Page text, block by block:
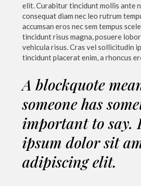
elit. Curabitur tincidunt mollis ante
consequat diam nec leo rutrum
accumsan eros nec sem tempus
tincidunt risus magna, posuere
vehicula risus. Cras vel sollicitudin
tincidunt placerat enim, a rhoncus
A blockquote
someone has
important to say.
ipsum dolor sit
adipiscing elit.